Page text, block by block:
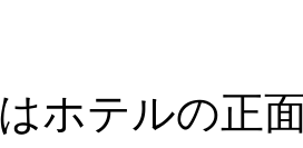
ホテルの正